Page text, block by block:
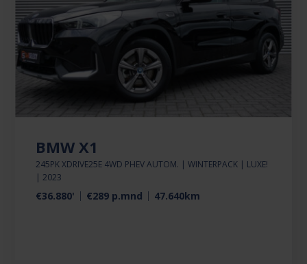
BMW X1
245PK XDRIVE25E 4WD PHEV AUTOM. | WINTERPACK | LUXE!
| 2023
€36.880' €289 p.mnd 47.640km